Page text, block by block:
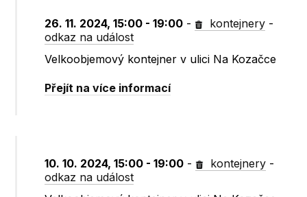
26. 11. 2024, 15:00 - 19:00 - kontejnery -
odkaz na událost
Velkoobjemový kontejner v ulici Na Kozačce
Přejít na více informací
10. 10. 2024, 15:00 - 19:00 - kontejnery -
odkaz na událost